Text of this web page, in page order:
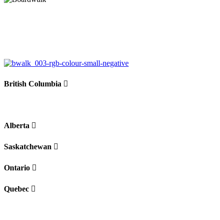
British Columbia
Alberta
Saskatchewan
Ontario
Quebec